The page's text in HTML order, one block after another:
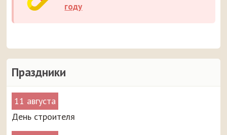
Праздники
11 августа
День строителя
году